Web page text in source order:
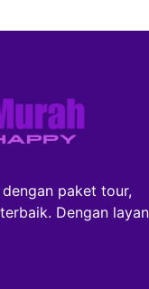
paket tour,
Dengan